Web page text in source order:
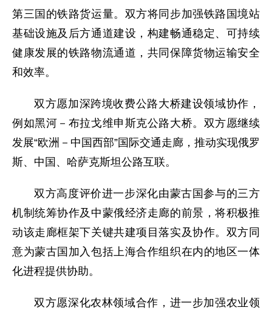
第三国的铁路货运量。双方将同步加强铁路国境站
基础设施及后方通道建设，构建畅通稳定、可持续
健康发展的铁路物流通道，共同保障货物运输安全
和效率。
双方愿加深跨境收费公路大桥建设领域协作，
例如黑河－布拉戈维申斯克公路大桥。双方愿继续
发展“欧洲－中国西部”国际交通走廊，推动实现俄罗
斯、中国、哈萨克斯坦公路互联。
双方高度评价进一步深化由蒙古国参与的三方
机制统筹协作及中蒙俄经济走廊的前景，将积极推
动该走廊框架下关键共建项目落实及协作。双方同
意为蒙古国加入包括上海合作组织在内的地区一体
化进程提供协助。
双方愿深化农林领域合作，进一步加强农业领